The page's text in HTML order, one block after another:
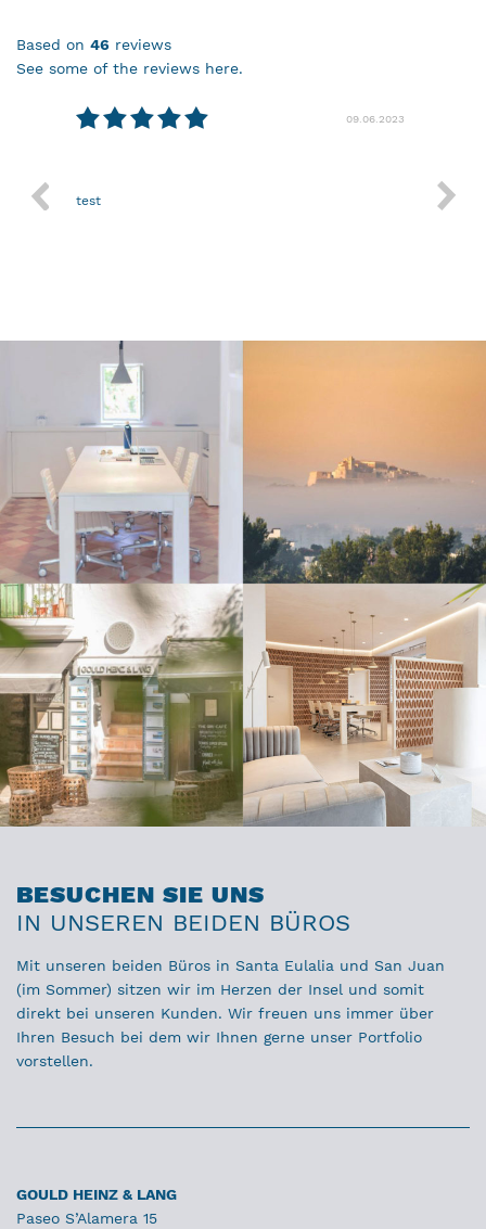
based on 46 reviews
see some of the reviews here.
09.06.2023
BESUCHEN SIE UNS
IN UNSEREN BEIDEN BÜROS
Mit unseren beiden Büros in Santa Eulalia und San Juan
(im Sommer) sitzen wir im Herzen der Insel und somit
direkt bei unseren Kunden. Wir freuen uns immer über
Ihren Besuch bei dem wir Ihnen gerne unser Portfolio
vorstellen.
GOULD HEINZ & LANG
Paseo S’Alamera 15